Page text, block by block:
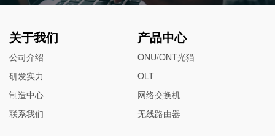
关于我们
公司介绍
研发实力
制造中心
联系我们
产品中心
ONU/ONT光猫
OLT
网络交换机
无线路由器